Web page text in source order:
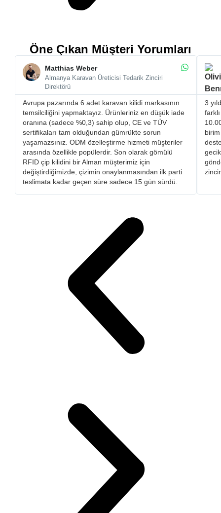
Öne Çıkan Müşteri Yorumları
Matthias Weber
Almanya Karavan Üreticisi Tedarik Zinciri
Direktörü
Avrupa pazarında 6 adet karavan kilidi markasının
temsilciliğini yapmaktayız. Ürünleriniz en düşük iade
oranına (sadece %0,3) sahip olup, CE ve TÜV
sertifikaları tam olduğundan gümrükte sorun
yaşamazsınız. ​ODM özelleştirme hizmeti müşteriler
arasında özellikle popülerdir. Son olarak gömülü
RFID çip kilidini bir Alman müşterimiz için
değiştirdiğimizde, çizimin onaylanmasından ilk parti
teslimata kadar geçen süre sadece 15 gün sürdü.
3